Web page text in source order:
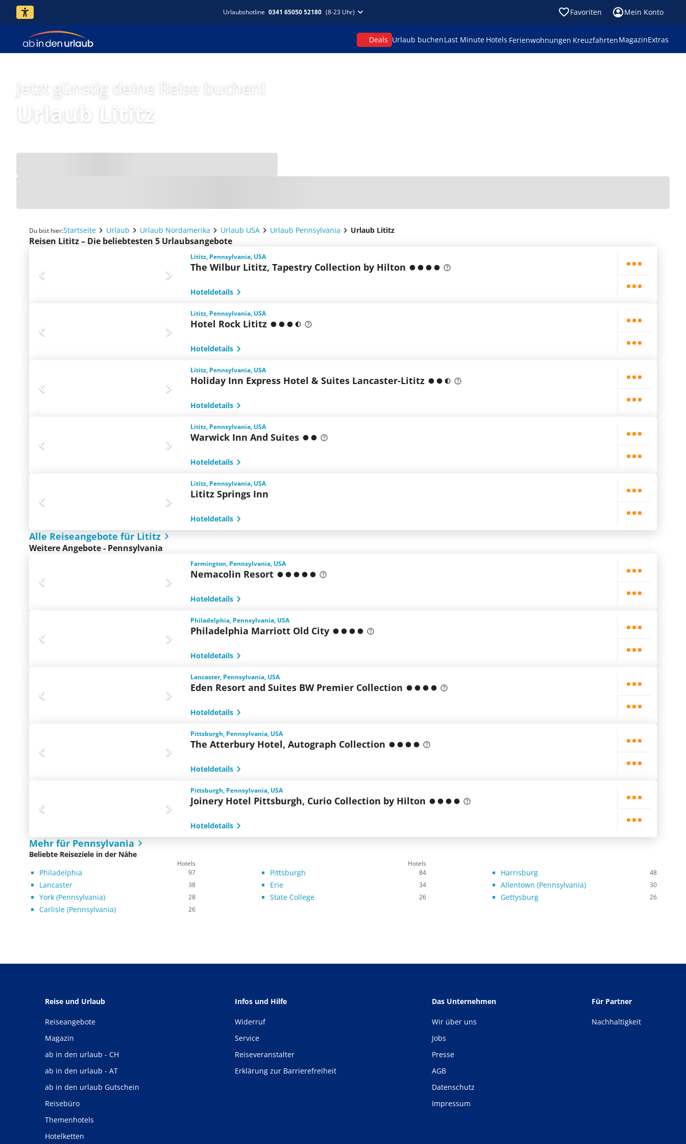
Urlaubshotline 0341 65050 52180 (8-23 Uhr) Favoriten Mein Konto
Deals Urlaub buchenLast Minute Hotels Ferienwohnungen KreuzfahrtenMagazinExtras
Jetzt günstig deine Reise buchen!
Urlaub Lititz
Du bist hier:Startseite Urlaub Urlaub Nordamerika Urlaub USA Urlaub Pennsylvania Urlaub Lititz
Reisen Lititz – Die beliebtesten 5 Urlaubsangebote
Lititz, Pennsylvania, USA
The Wilbur Lititz, Tapestry Collection by Hilton
Hoteldetails
Lititz, Pennsylvania, USA
Hotel Rock Lititz
Hoteldetails
Lititz, Pennsylvania, USA
Holiday Inn Express Hotel & Suites Lancaster-Lititz
Hoteldetails
Lititz, Pennsylvania, USA
Warwick Inn And Suites
Hoteldetails
Lititz, Pennsylvania, USA
Lititz Springs Inn
Hoteldetails
Alle Reiseangebote für Lititz
Weitere Angebote - Pennsylvania
Farmington, Pennsylvania, USA
Nemacolin Resort
Hoteldetails
Philadelphia, Pennsylvania, USA
Philadelphia Marriott Old City
Hoteldetails
Lancaster, Pennsylvania, USA
Eden Resort and Suites BW Premier Collection
Hoteldetails
Pittsburgh, Pennsylvania, USA
The Atterbury Hotel, Autograph Collection
Hoteldetails
Pittsburgh, Pennsylvania, USA
Joinery Hotel Pittsburgh, Curio Collection by Hilton
Hoteldetails
Mehr für Pennsylvania
Beliebte Reiseziele in der Nähe
Hotels Hotels
Philadelphia 97 Pittsburgh 84 Harrisburg 48
Lancaster 38 Erie 34 Allentown (Pennsylvania) 30
York (Pennsylvania) 28 State College 26 Gettysburg 26
Carlisle (Pennsylvania) 26
Reise und Urlaub
Reiseangebote
Magazin
ab in den urlaub - CH
ab in den urlaub - AT
ab in den urlaub Gutschein
Reisebüro
Themenhotels
Hotelketten
Infos und Hilfe
Widerruf
Service
Reiseveranstalter
Erklärung zur Barrierefreiheit
Das Unternehmen
Wir über uns
Jobs
Presse
AGB
Datenschutz
Impressum
Für Partner
Nachhaltigkeit